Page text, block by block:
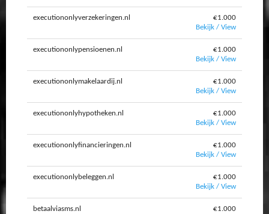
executiononlyverzekeringen.nl
€1.000
Bekijk / View
executiononlypensioenen.nl
€1.000
Bekijk / View
executiononlymakelaardij.nl
€1.000
Bekijk / View
executiononlyhypotheken.nl
€1.000
Bekijk / View
executiononlyfinancieringen.nl
€1.000
Bekijk / View
executiononlybeleggen.nl
€1.000
Bekijk / View
betaalviasms.nl
€1.000